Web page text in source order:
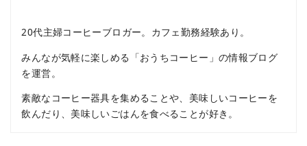
20代主婦コーヒーブロガー。カフェ勤務経験あり。
みんなが気軽に楽しめる「おうちコーヒー」の情報ブログ
を運営。
素敵なコーヒー器具を集めることや、美味しいコーヒーを
飲んだり、美味しいごはんを食べることが好き。